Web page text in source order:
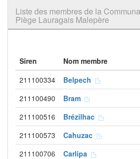
Liste des membres de la
Piège Lauragais Malepère
Siren Nom membre
211100334
Belpech
211100490 Bram
211100516 Brézilhac
211100573 Cahuzac
211100706 Carlipa